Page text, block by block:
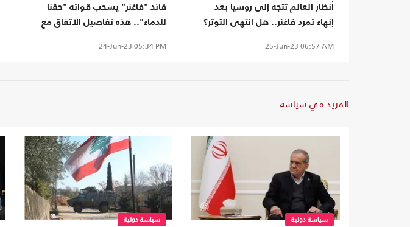
أنظار العالم تتجه إلى روسيا بعد
إنهاء تمرد فاغنر.. هل انتهى التوتر؟
25-Jun-23 06:57 AM
قائد "فاغنر" يسحب قواته "حقنا
للدماء".. هذه تفاصيل الاتفاق مع
24-Jun-23 05:34 PM
المزيد في سياسة
سياسة دولية سياسة دولية